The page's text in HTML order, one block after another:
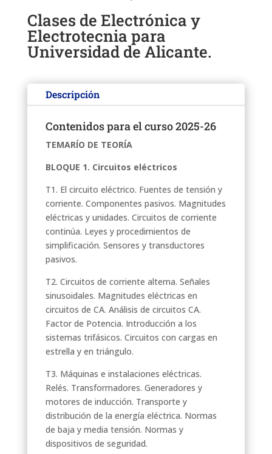
Clases de Electrónica y
Electrotecnia para
Universidad de Alicante.
Descripción
Contenidos para el curso 2025-26
TEMARÍO DE TEORÍA
BLOQUE 1. Circuitos eléctricos
T1. El circuito eléctrico. Fuentes de tensión y
corriente. Componentes pasivos. Magnitudes
eléctricas y unidades. Circuitos de corriente
continúa. Leyes y procedimientos de
simplificación. Sensores y transductores
pasivos.
T2. Circuitos de corriente alterna. Señales
sinusoidales. Magnitudes eléctricas en
circuitos de CA. Análisis de circuitos CA.
Factor de Potencia. Introducción a los
sistemas trifásicos. Circuitos con cargas en
estrella y en triángulo.
T3. Máquinas e instalaciones eléctricas.
Relés. Transformadores. Generadores y
motores de inducción. Transporte y
distribución de la energía eléctrica. Normas
de baja y media tensión. Normas y
dispositivos de seguridad.